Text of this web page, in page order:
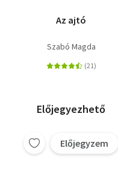
Az ajtó
Szabó Magda
Előjegyezhető
Előjegyzem